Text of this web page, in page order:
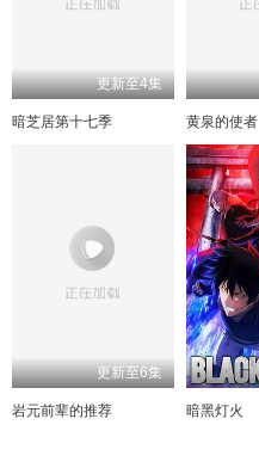
252 253
256 257
261
导演剪辑版
209 210
213 214
218
222
225 226
229 230
234
237 238
169 170
173 174
178
182
185 186
189 190
194
197 198
129 130
133 134
138
142
145 146
149 150
154
157 158
更新至4集
暗芝居第十七季 黄泉的使者
更新至6集
岩元前辈的推荐 暗黑灯火